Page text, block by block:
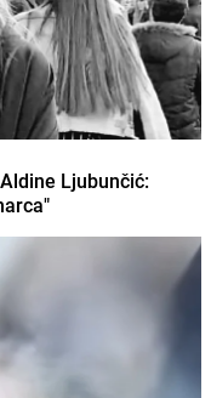
Ljubunčić: